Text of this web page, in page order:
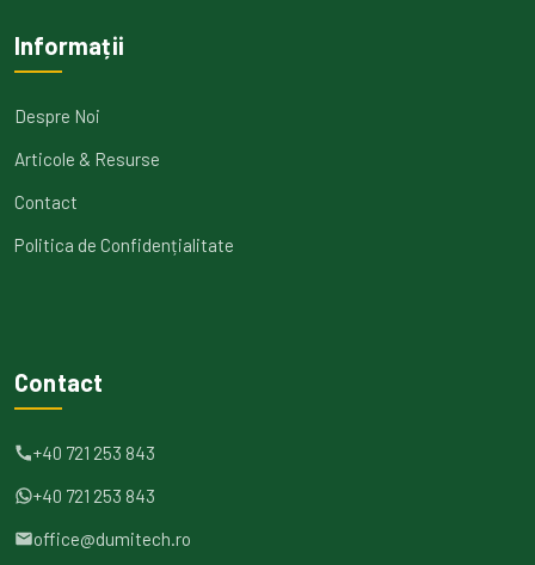
Informații
Despre Noi
Articole & Resurse
Contact
Politica de Confidențialitate
Contact
+40 721 253 843
+40 721 253 843
office@dumitech.ro